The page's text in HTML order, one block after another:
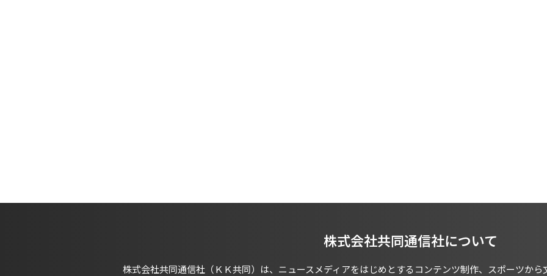
株式会社共同通信社について
株式会社共同通信社（ＫＫ共同）は、ニュースメディアをはじめとするコンテンツ制作、スポーツか